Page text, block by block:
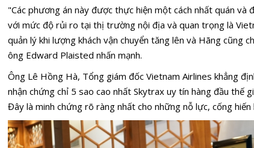
"Các phương án này được thực hiện một cách nhất quán và
với mức độ rủi ro tại thị trường nội địa và quan trọng là
quản lý khi lượng khách vận chuyển tăng lên và Hãng cũng
ông Edward Plaisted nhấn mạnh.
Ông Lê Hồng Hà, Tổng giám đốc Vietnam Airlines khẳng
nhận chứng chỉ 5 sao cao nhất Skytrax uy tín hàng đầu thế
Đây là minh chứng rõ ràng nhất cho những nỗ lực, cống